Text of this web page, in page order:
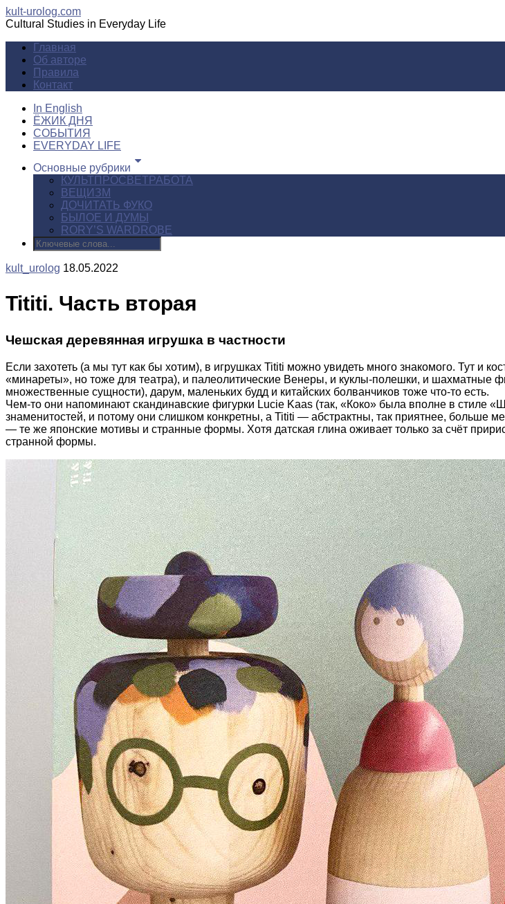
kult-urolog.com
Cultural Studies in Everyday Life
Главная
Об авторе
Правила
Контакт
In English
ЁЖИК ДНЯ
СОБЫТИЯ
EVERYDAY LIFE
Основные рубрики
КУЛЬТПРОСВЕТРАБОТА
ВЕЩИЗМ
ДОЧИТАТЬ ФУКО
БЫЛОЕ И ДУМЫ
RORY’S WARDROBE
kult_urolog 18.05.2022
Tititi. Часть вторая
Чешская деревянная игрушка в частности
Если захотеть (а мы тут как бы хотим), в игрушках Tititi можно увидеть много знакомого. Тут и
«минареты», но тоже для театра), и палеолитические Венеры, и куклы-полешки, и шахматные
множественные сущности), дарум, маленьких будд и китайских болванчиков тоже что-то есть.
Чем-то они напоминают скандинавские фигурки Lucie Kaas (так, «Коко» была вполне в стиле
знаменитостей, и потому они слишком конкретны, а Tititi — абстрактны, так приятнее, больше
— те же японские мотивы и странные формы. Хотя датская глина оживает только за счёт
странной формы.